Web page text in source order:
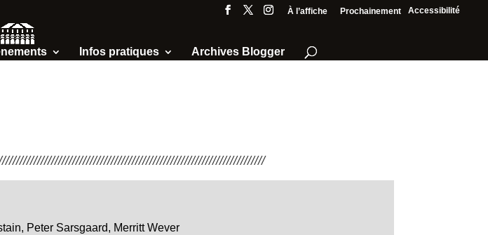
Accessibilité
À l’affiche Prochainement
Infos pratiques Archives Blogger
Peter Sarsgaard, Merritt Wever